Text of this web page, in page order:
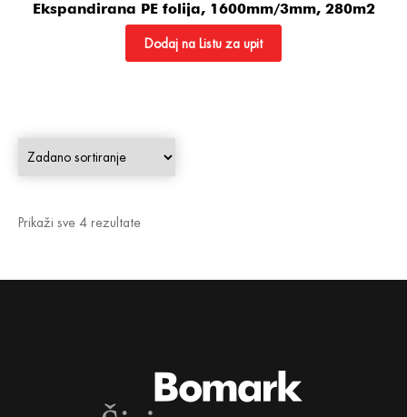
Ekspandirana PE folija, 1600mm/3mm, 280m2
Dodaj na Listu za upit
Prikaži sve 4 rezultate